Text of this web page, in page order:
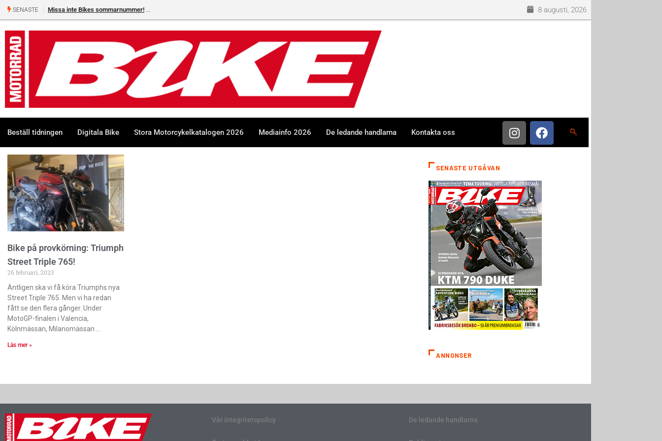
SENASTE Missa inte Bikes sommarnummer! 8 augusti, 2026
Beställ tidningen Digitala Bike Stora Motorcykelkatalogen 2026 Mediainfo 2026 De ledande handlarna Kontakta oss
Bike på provkörning: Triumph
Street Triple 765!
26 februari, 2023
Äntligen ska vi få köra Triumphs nya
Street Triple 765. Men vi ha redan
fått se den flera gånger. Under
MotoGP-finalen i Valencia,
Kölnmässan, Milanomässan
Läs mer »
SENASTE UTGÅVAN
ANNONSER
Vår integritetspolicy De ledande handlarna